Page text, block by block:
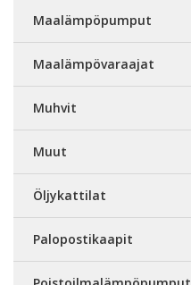
Maalämpöpumput
Maalämpövaraajat
Muhvit
Muut
Öljykattilat
Palopostikaapit